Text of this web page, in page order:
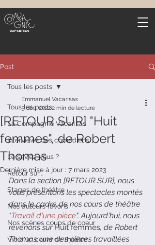
Post
Tous les posts
La Compagnie Vacarisas
Interviews des comédiens
Le saviez-vous ?
Retour sur...
Stages de théâtre
Nos auteurs favoris
Nos scènes coups de coeur
Vie d'un cours de théâtre
Tous les posts
[RETOUR SUR] "Huit
femmes", de Robert
Thomas
Emmanuel Vacarisas
5 déc. 20222 min de lecture
Dernière mise à jour : 7 mars 2023
Dans la section [RETOUR SUR], nous
vous présentons les spectacles montés
dans le cadre de nos cours de théâtre
"Travail d'une pièce". Aujourd'hui, nous
revenons sur Huit femmes, de Robert
Thomas, une des pièces travaillées